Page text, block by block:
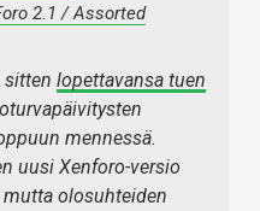
2.1 / Assorted
lopettavansa tuen
mennessä.
uusi Xenforo-versio
olosuhteiden